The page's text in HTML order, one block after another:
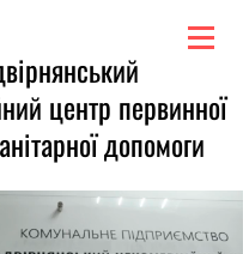
центр первинної
допомоги